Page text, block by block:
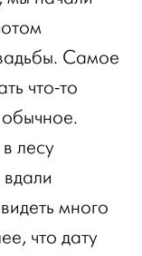
Самое
что-то
лесу
много
что дату